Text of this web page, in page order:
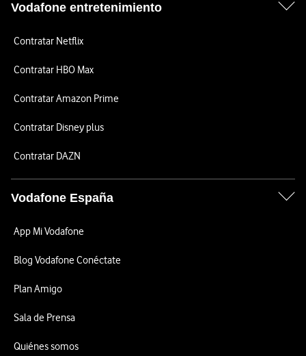
Vodafone entretenimiento
Contratar Netflix
Contratar HBO Max
Contratar Amazon Prime
Contratar Disney plus
Contratar DAZN
Vodafone España
App Mi Vodafone
Blog Vodafone Conéctate
Plan Amigo
Sala de Prensa
Quiénes somos